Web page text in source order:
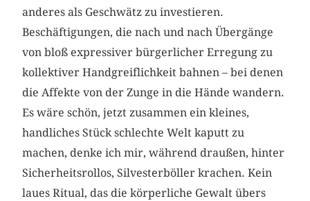
anderes als Geschwätz zu investieren.
Beschäftigungen, die nach und nach Übergänge
von bloß expressiver bürgerlicher Erregung zu
kollektiver Handgreiflichkeit bahnen – bei denen
die Affekte von der Zunge in die Hände wandern.
Es wäre schön, jetzt zusammen ein kleines,
handliches Stück schlechte Welt kaputt zu
machen, denke ich mir, während draußen, hinter
Sicherheitsrollos, Silvesterböller krachen. Kein
laues Ritual, das die körperliche Gewalt übers